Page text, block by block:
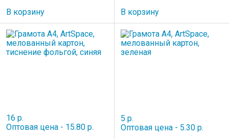
В корзину
В корзину
16 р.
Оптовая цена - 15.80 р.
5 р.
Оптовая цена - 5.30 р.